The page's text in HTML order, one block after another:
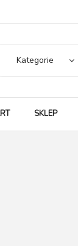
Kategorie
SKLEP